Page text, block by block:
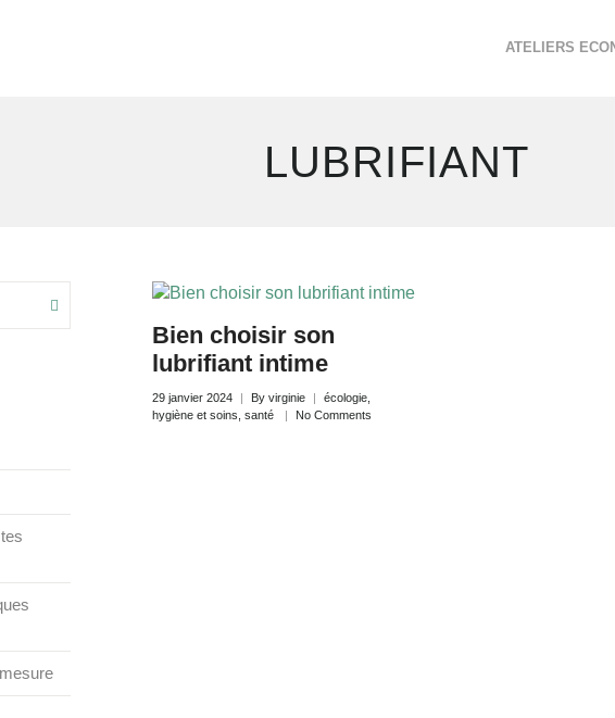
ATELIERS
LUBRIFIANT
Bien choisir son
lubrifiant intime
29 janvier 2024 By virginie écologie
hygiène et soins santé No Comments
Search